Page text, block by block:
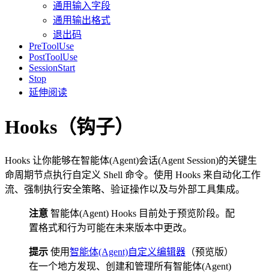
通用输入字段
通用输出格式
退出码
PreToolUse
PostToolUse
SessionStart
Stop
延伸阅读
Hooks（钩子）
Hooks 让你能够在智能体(Agent)会话(Agent Session)的关键生
命周期节点执行自定义 Shell 命令。使用 Hooks 来自动化工作
流、强制执行安全策略、验证操作以及与外部工具集成。
注意 智能体(Agent) Hooks 目前处于预览阶段。配
置格式和行为可能在未来版本中更改。
提示 使用智能体(Agent)自定义编辑器 （预览版）
在一个地方发现、创建和管理所有智能体(Agent)